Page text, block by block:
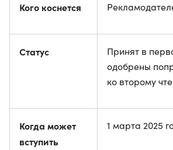
Кого коснется
Статус
Принят в
одобрены
ко второму
Когда может
вступить
1 марта 2025